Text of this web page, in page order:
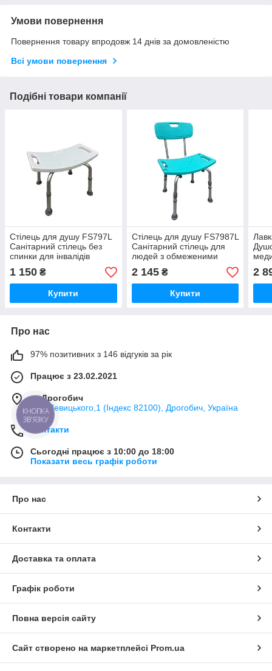
Умови повернення
Повернення товару впродовж 14 днів за домовленістю
Всі умови повернення
Подібні товари компанії
Стілець для душу FS797L
Санітарний стілець без
спинки для інвалідів
Стілець для купання літніх
людей
1 150 ₴
Купити
Стілець для душу FS7987L
Санітарний стілець для
людей з обмеженими
можливостями
2 145₴
Купити
2
Про нас
97% позитивних з 146 відгуків за рік
Працює з 23.02.2021
м. Дрогобич
вул. Левицького,1 (Індекс 82100), Дрогобич, Україна
Контакти
Сьогодні працює з 10:00 до 18:00
Показати весь графік роботи
Про нас
Контакти
Доставка та оплата
Графік роботи
Повна версія сайту
Сайт створено на маркетплейсі Prom.ua
КНОПКА
ЗВ'ЯЗКУ